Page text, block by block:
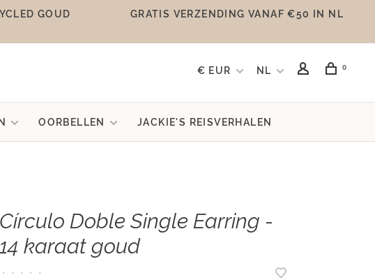
GOUD GRATIS VERZENDING VANAF €50 IN NL
€ EUR NL 0
OORBELLEN JACKIE'S REISVERHALEN
Círculo Doble Single Earring -
14 karaat goud
• • • •
•